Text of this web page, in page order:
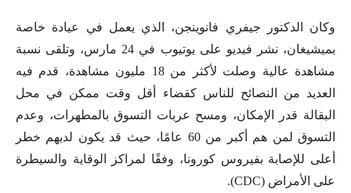
وكان الدكتور جيفري فانوينجن، الذي يعمل في عيادة خاصة
بميشيغان، نشر فيديو على يوتيوب في 24 مارس، وتلقى نسبة
مشاهدة عالية وصلت لأكثر من 18 مليون مشاهدة، قدم فيه
العديد من النصائح للناس كقضاء أقل وقت ممكن في محل
البقالة قدر الإمكان، ومسح عربات التسوق بالمطهرات، وعدم
التسوق لمن هم أكبر من 60 عامًا، حيث قد يكون لديهم خطر
أعلى للإصابة بفيروس كورونا، وفقًا لمراكز الوقاية والسيطرة
على الأمراض (CDC).